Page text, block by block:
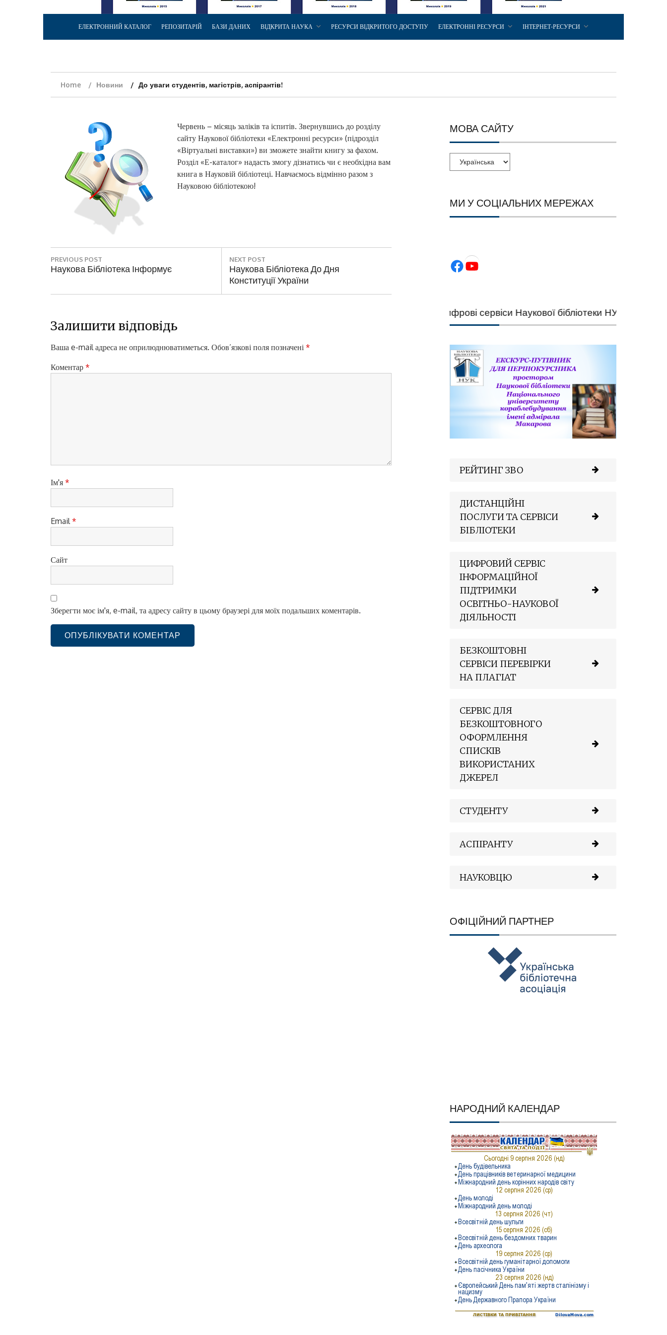
ЕЛЕКТРОННИЙ КАТАЛОГ РЕПОЗИТАРІЙ БАЗИ ДАНИХ ВІДКРИТА НАУКА РЕСУРСИ ВІДКРИТОГО ДОСТУПУ ЕЛЕКТРОННІ РЕСУРСИ ІНТЕРНЕТ-РЕСУРСИ
Home Новини До уваги студентів, магістрів, аспірантів!
Червень – місяць заліків та іспитів. Звернувшись до розділу
сайту Наукової бібліотеки «Електронні ресурси» (підрозділ
«Віртуальні виставки») ви зможете знайти книгу за фахом.
Розділ «Е-каталог» надасть змогу дізнатись чи є необхідна вам
книга в Науковій бібліотеці. Навчаємось відмінно разом з
Науковою бібліотекою!
Н
а
г
ц
і
с
і
PREVIOUS POST
P
O
U
S
O
Наукова Бібліотека Інформує
NEXT POST
N
E
T
Наукова Бібліотека До Дня
Конституції України
Залишити відповідь
Ваша e-mail адреса не оприлюднюватиметься. Обов’язкові поля позначені *
Коментар *
Ім'я *
Email*
Сайт
Зберегти моє ім'я, e-mail, та адресу сайту в цьому браузері для моїх подальших коментарів.
МОВА САЙТУ
МИ У СОЦІАЛЬНИХ МЕРЕЖАХ
Facebook YouTube
Цифрові сервіси Наукової бібліотеки НУК —
РЕЙТИНГ ЗВО
ДИСТАНЦІЙНІ
ПОСЛУГИ ТА СЕРВІСИ
БІБЛІОТЕКИ
ЦИФРОВИЙ СЕРВІС
ІНФОРМАЦІЙНОЇ
ПІДТРИМКИ
ОСВІТНЬО-НАУКОВОЇ
ДІЯЛЬНОСТІ
БЕЗКОШТОВНІ
СЕРВІСИ ПЕРЕВІРКИ
НА ПЛАГІАТ
СЕРВІС ДЛЯ
БЕЗКОШТОВНОГО
ОФОРМЛЕННЯ
СПИСКІВ
ВИКОРИСТАНИХ
ДЖЕРЕЛ
СТУДЕНТУ
АСПІРАНТУ
НАУКОВЦЮ
ОФІЦІЙНИЙ ПАРТНЕР
НАРОДНИЙ КАЛЕНДАР